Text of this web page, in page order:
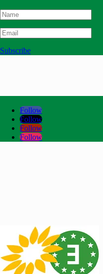
Subscribe
Follow
Follow
Follow
Follow